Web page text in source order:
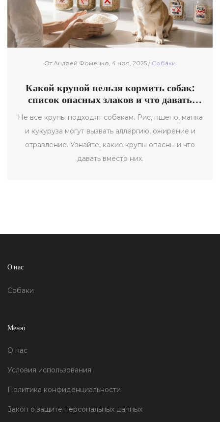
От Андрей Фоменко, 4 ноя, 2025 / Собаки
Какой крупой нельзя кормить собак:
список опасных злаков и что давать
вместо них
Не все крупы подходят собакам. Рис, пшено, манка
и кукуруза могут вызвать аллергию, ожирение и
отравление. Узнайте, какие крупы опасны и что
давать вместо них.
О нас
Собаки
Меню
О нас
Условия использования
Политика конфиденциальности
Закон о защите персональных данных